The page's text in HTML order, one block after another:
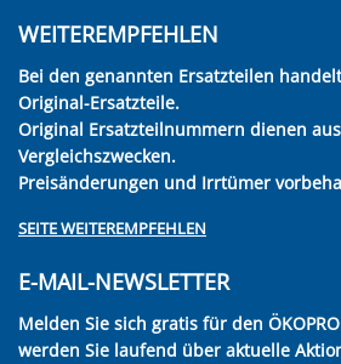
WEITEREMPFEHLEN
Bei den genannten Ersatzteilen
Original-Ersatzteile.
Original Ersatzteilnummern dienen
Vergleichszwecken.
Preisänderungen und Irrtümer
SEITE WEITEREMPFEHLEN
E-MAIL-NEWSLETTER
Melden Sie sich gratis für den
werden Sie laufend über aktuelle